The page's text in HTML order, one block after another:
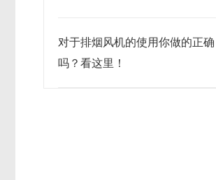
对于排烟风机的使用你做的正确
吗？看这里！